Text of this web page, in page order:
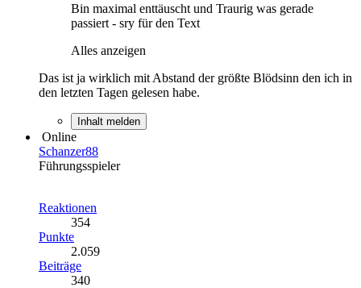
Bin maximal enttäuscht und Traurig was gerade
passiert - sry für den Text
Alles anzeigen
Das ist ja wirklich mit Abstand der größte Blödsinn den ich in
den letzten Tagen gelesen habe.
Inhalt melden
Online
Schanzer88
Führungsspieler
Reaktionen
354
Punkte
2.059
Beiträge
340